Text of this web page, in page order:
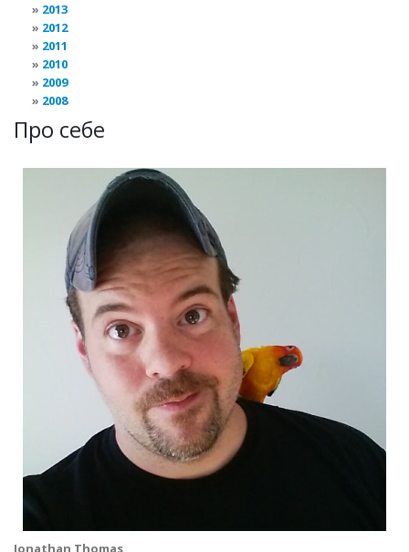
2013
2012
2011
2010
2009
2008
Про себе
Jonathan Thomas